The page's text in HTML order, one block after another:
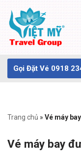
Chuyển
tới
dung
Gọi Đặt Vé 0918
Trang chủ » Vé máy
Vé máy bay